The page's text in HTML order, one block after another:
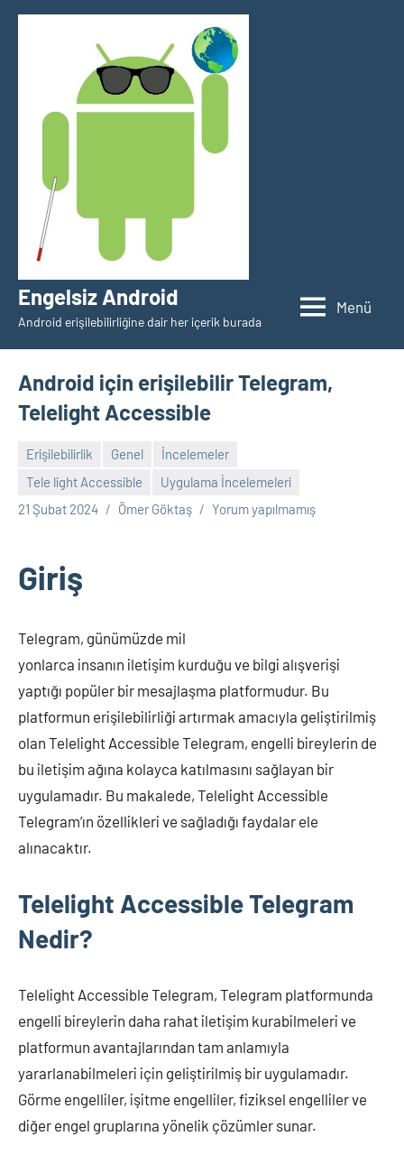
İçeriğe
Engelsiz Android
Android erişilebilirliğine dair her içerik burada
Menü
Android için erişilebilir Telegram,
Telelight Accessible
Erişilebilirlik Genel
İncelemeler
Tele light Accessible
Uygulama İncelemeleri
21 Şubat 2024
Ömer Göktaş Yorum yapılmamış
Giriş
Telegram, günümüzde mil
yonlarca insanın iletişim kurduğu ve bilgi alışverişi
yaptığı popüler bir mesajlaşma platformudur. Bu
platformun erişilebilirliği artırmak amacıyla geliştirilmiş
olan Telelight Accessible Telegram, engelli bireylerin de
bu iletişim ağına kolayca katılmasını sağlayan bir
uygulamadır. Bu makalede, Telelight Accessible
Telegram’ın özellikleri ve sağladığı faydalar ele
alınacaktır.
Telelight Accessible Telegram
Nedir?
Telelight Accessible Telegram, Telegram platformunda
engelli bireylerin daha rahat iletişim kurabilmeleri ve
platformun avantajlarından tam anlamıyla
yararlanabilmeleri için geliştirilmiş bir uygulamadır.
Görme engelliler, işitme engelliler, fiziksel engelliler ve
diğer engel gruplarına yönelik çözümler sunar.